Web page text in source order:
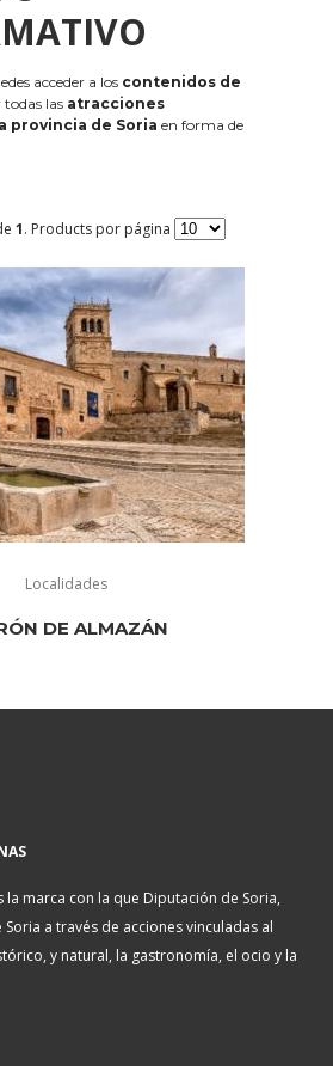
acceder a los contenidos de
todas las atracciones
provincia de Soria en forma de
1. Products por página
Localidades
DE ALMAZÁN
la marca con la que Diputación de Soria,
a través de acciones vinculadas al
y natural, la gastronomía, el ocio y la